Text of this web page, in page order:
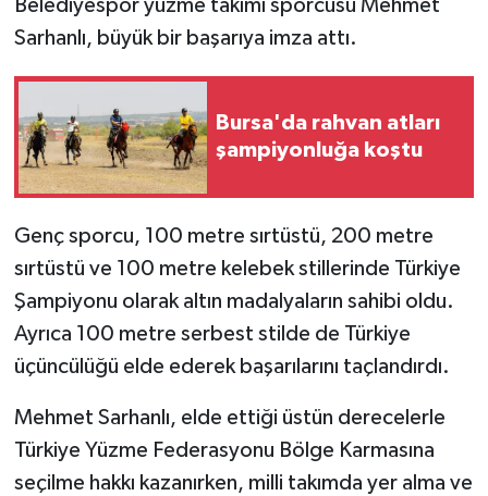
Belediyespor yüzme takımı sporcusu Mehmet
Sarhanlı, büyük bir başarıya imza attı.
Bursa'da rahvan atları
şampiyonluğa koştu
Genç sporcu, 100 metre sırtüstü, 200 metre
sırtüstü ve 100 metre kelebek stillerinde Türkiye
Şampiyonu olarak altın madalyaların sahibi oldu.
Ayrıca 100 metre serbest stilde de Türkiye
üçüncülüğü elde ederek başarılarını taçlandırdı.
Mehmet Sarhanlı, elde ettiği üstün derecelerle
Türkiye Yüzme Federasyonu Bölge Karmasına
seçilme hakkı kazanırken, milli takımda yer alma ve